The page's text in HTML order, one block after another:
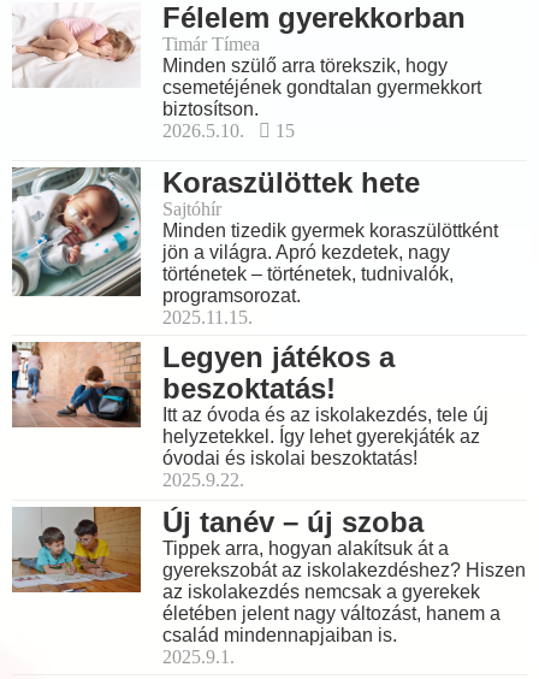
Félelem gyerekkorban
Timár Tímea
Minden szülő arra törekszik, hogy
csemetéjének gondtalan gyermekkort
biztosítson.
2026.5.10.
15
Koraszülöttek hete
Sajtóhír
Minden tizedik gyermek koraszülöttként
jön a világra. Apró kezdetek, nagy
történetek – történetek, tudnivalók,
programsorozat.
2025.11.15.
Legyen játékos a
beszoktatás!
Itt az óvoda és az iskolakezdés, tele új
helyzetekkel. Így lehet gyerekjáték az
óvodai és iskolai beszoktatás!
2025.9.22.
Új tanév – új szoba
Tippek arra, hogyan alakítsuk át a
gyerekszobát az iskolakezdéshez? Hiszen
az iskolakezdés nemcsak a gyerekek
életében jelent nagy változást, hanem a
család mindennapjaiban is.
2025.9.1.